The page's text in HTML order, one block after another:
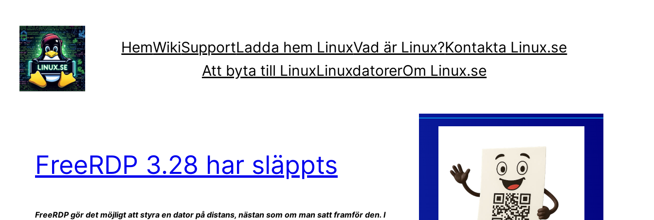
innehåll
HemWikiSupportLadda hem LinuxVad är Linux?Kontakta Linux.se
Att byta till LinuxLinuxdatorerOm Linux.se
FreeRDP 3.28 har släppts
FreeRDP gör det möjligt att styra en dator på distans, nästan som om man satt framför den. I